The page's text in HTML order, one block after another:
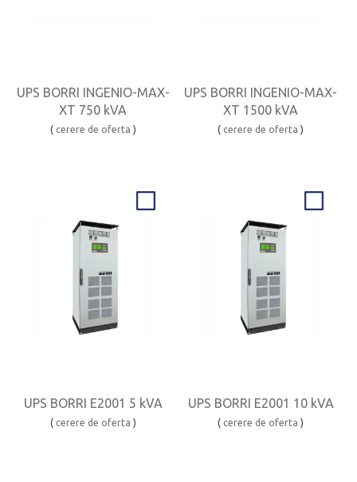
UPS BORRI INGENIO-MAX-
XT 750 kVA
( cerere de oferta )
UPS BORRI INGENIO-MAX-
XT 1500 kVA
( cerere de oferta )
UPS BORRI E2001 5 kVA
( cerere de oferta )
UPS BORRI E2001 10 kVA
( cerere de oferta )